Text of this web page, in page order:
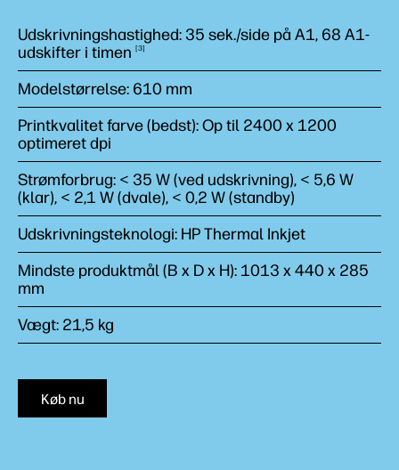
Udskrivningshastighed: 35 sek./side på A1, 68 A1-
udskifter i timen 3
Modelstørrelse: 610 mm
Printkvalitet farve (bedst): Op til 2400 x 1200
optimeret dpi
Strømforbrug: < 35 W (ved udskrivning), < 5,6 W
(klar), < 2,1 W (dvale), < 0,2 W (standby)
Udskrivningsteknologi: HP Thermal Inkjet
Mindste produktmål (B x D x H): 1013 x 440 x 285
mm
Vægt: 21,5 kg
Køb nu